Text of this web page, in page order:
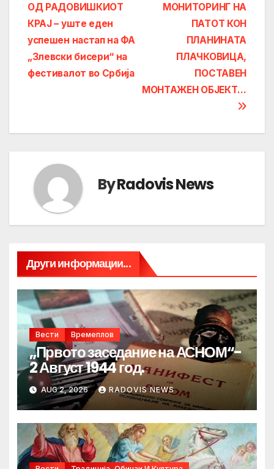
navigation
МОНИТОРИНГ НА
ПАТОТ КОН
ПЛАНИНАТА
ПЛАЧКОВИЦА,
ПОСТАВЕН
МОНТАЖЕН ОБЈЕКТ…
ОД РАДОВИШКИОТ
КРАЈ – уште еден
успешен настап на ФА
„Злевски бисери“ на
фестивалот во Србија
ByRadovis News
Други информации...
Вести Времеплов
„Првото заседание на АСНОМ“-
2 Август 1944 год.
AUG 2, 2026 RADOVIS NEWS